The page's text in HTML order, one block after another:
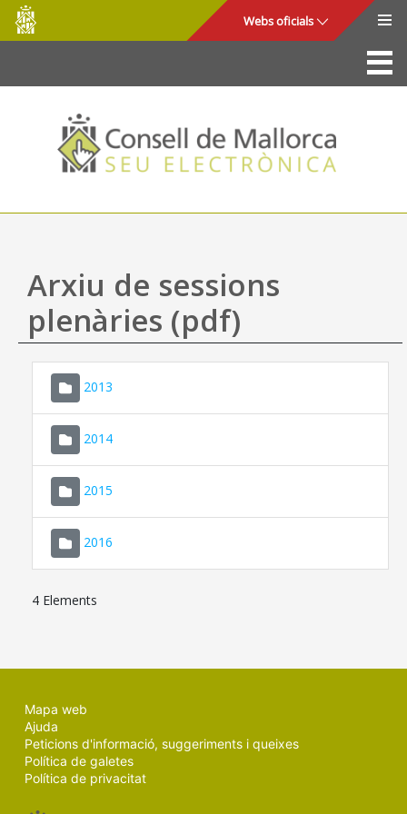
Salta al contingut principal
Consell
de
Mallorca
Webs oficials
La Seu
Consell de Mallorca
Accés i seguretat
Utilitats
Ajuda
Arxiu de sessions
plenàries (pdf)
2013
2014
2015
2016
4 Elements
Mapa web
Ajuda
Peticions d'informació, suggeriments i queixes
Política de galetes
Política de privacitat